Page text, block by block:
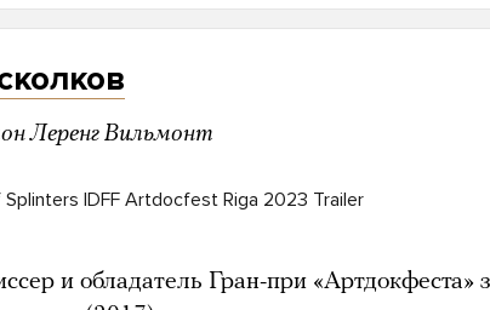
Леренг Вильмонт
IDFF Artdocfest Riga 2023 Trailer
и обладатель Гран-при «Артдокфеста»